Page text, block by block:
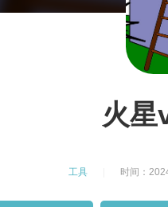
火星
工具 时间：